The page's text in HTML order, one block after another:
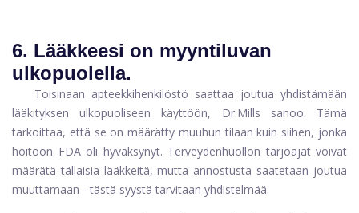
6. Lääkkeesi on myyntiluvan
ulkopuolella.
Toisinaan apteekkihenkilöstö saattaa joutua yhdistämään
lääkityksen ulkopuoliseen käyttöön, Dr.Mills sanoo. Tämä
tarkoittaa, että se on määrätty muuhun tilaan kuin siihen, jonka
hoitoon FDA oli hyväksynyt. Terveydenhuollon tarjoajat voivat
määrätä tällaisia ​​lääkkeitä, mutta annostusta saatetaan joutua
muuttamaan - tästä syystä tarvitaan yhdistelmää.